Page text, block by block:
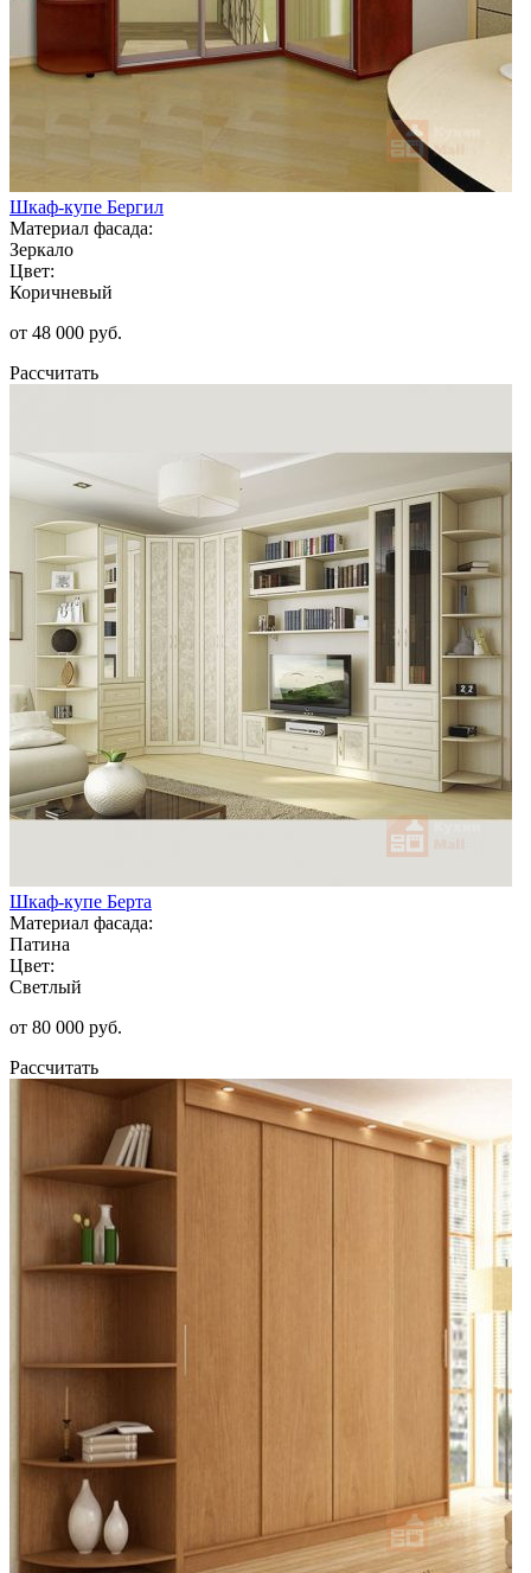
Шкаф-купе Бергил
Материал фасада:
Зеркало
Цвет:
Коричневый
от 48 000 руб.
Рассчитать
Шкаф-купе Берта
Материал фасада:
Патина
Цвет:
Светлый
от 80 000 руб.
Рассчитать